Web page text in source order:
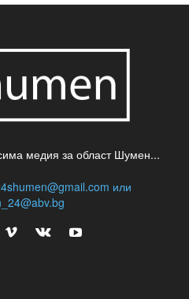
медия за област Шумен...
или